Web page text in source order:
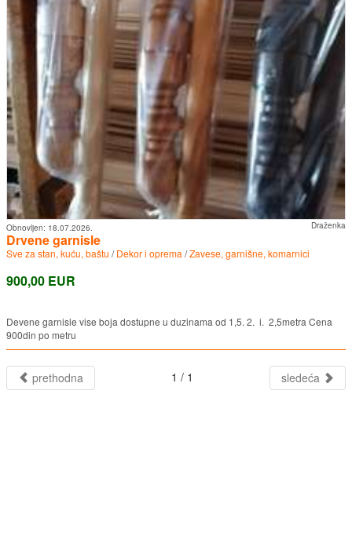
Draženka
Obnovljen: 18.07.2026.
Drvene garnisle
Sve za stan, kuću, baštu /Dekor i oprema /Zavese, garnišne, komarnici
900,00 EUR
Devene garnisle vise boja dostupne u duzinama od 1,5. 2. i. 2,5metra Cena
900din po metru
prethodna 1 / 1 sledeća